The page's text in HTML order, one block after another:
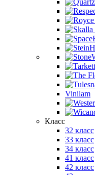
Vinilam
Класс
32 класс
33 класс
34 класс
41 класс
42 класс